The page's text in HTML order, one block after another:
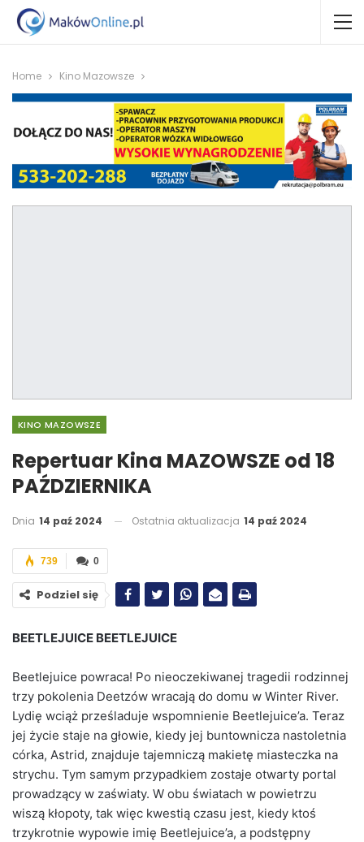
Home Kino Mazowsze
KINO MAZOWSZE
Repertuar Kina MAZOWSZE od 18
PAŹDZIERNIKA
Dnia 14 paź 2024 Ostatnia aktualizacja 14 paź 2024
0
739
Podziel się
BEETLEJUICE BEETLEJUICE
Beetlejuice powraca! Po nieoczekiwanej tragedii rodzinnej
trzy pokolenia Deetzów wracają do domu w Winter River.
Lydię wciąż prześladuje wspomnienie Beetlejuice’a. Teraz
jej życie staje na głowie, kiedy jej buntownicza nastoletnia
córka, Astrid, znajduje tajemniczą makietę miasteczka na
strychu. Tym samym przypadkiem zostaje otwarty portal
prowadzący w zaświaty. W obu światach w powietrzu
wiszą kłopoty, tak więc kwestią czasu jest, kiedy ktoś
trzykrotnie wypowie imię Beetlejuice’a, a podstępny